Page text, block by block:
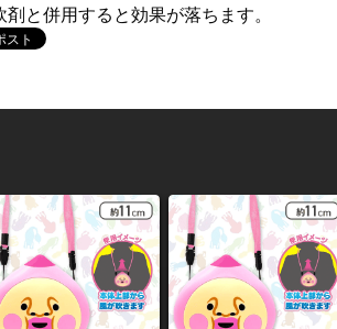
剤と併用すると効果が落ちます。